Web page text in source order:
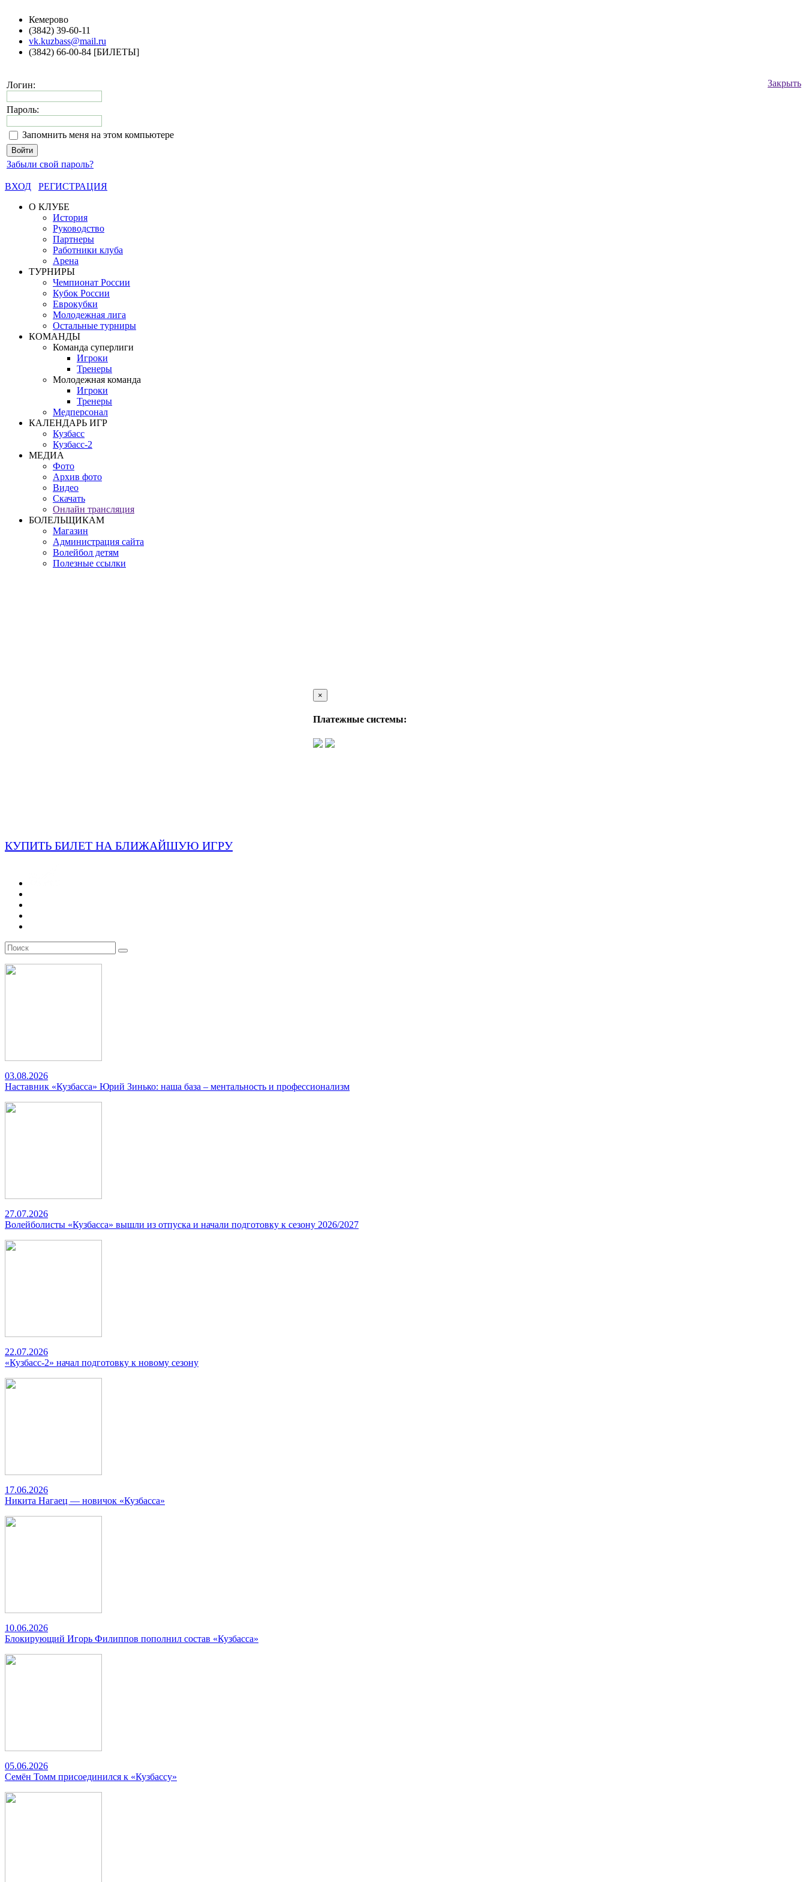
Кемерово
(3842) 39-60-11
vk.kuzbass@mail.ru
(3842) 66-00-84 [БИЛЕТЫ]
Закрыть
Логин:
Пароль:
Запомнить меня на этом компьютере
Забыли свой пароль?
ВХОД
РЕГИСТРАЦИЯ
О КЛУБЕ
История
Руководство
Партнеры
Работники клуба
Арена
ТУРНИРЫ
Чемпионат России
Кубок России
Еврокубки
Молодежная лига
Остальные турниры
КОМАНДЫ
Команда суперлиги
Игроки
Тренеры
Молодежная команда
Игроки
Тренеры
Медперсонал
КАЛЕНДАРЬ ИГР
Кузбасс
Кузбасс-2
МЕДИА
Фото
Архив фото
Видео
Скачать
Онлайн трансляция
БОЛЕЛЬЩИКАМ
Магазин
Администрация сайта
Волейбол детям
Полезные ссылки
×
Платежные системы:
КУПИТЬ БИЛЕТ НА БЛИЖАЙШУЮ ИГРУ
03.08.2026
Наставник «Кузбасса» Юрий Зинько: наша база – ментальность и профессионализм
27.07.2026
Волейболисты «Кузбасса» вышли из отпуска и начали подготовку к сезону 2026/2027
22.07.2026
«Кузбасс-2» начал подготовку к новому сезону
17.06.2026
Никита Нагаец — новичок «Кузбасса»
10.06.2026
Блокирующий Игорь Филиппов пополнил состав «Кузбасса»
05.06.2026
Семён Томм присоединился к «Кузбассу»